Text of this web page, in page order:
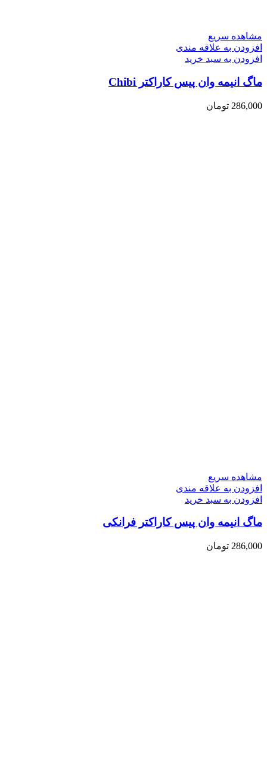
مشاهده سریع
افزودن به علاقه مندی
افزودن به سبد خرید
ماگ انیمه وان پیس کاراکتر Chibi
286,000 تومان
مشاهده سریع
افزودن به علاقه مندی
افزودن به سبد خرید
ماگ انیمه وان پیس کاراکتر فرانکی
286,000 تومان